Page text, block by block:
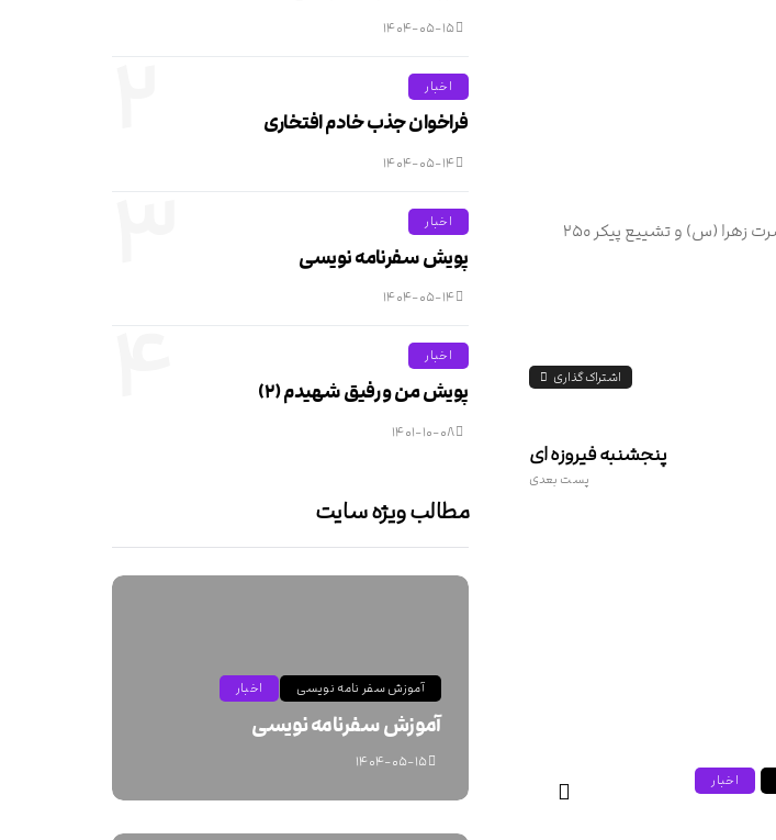
ویژه برنامه ی نوجوان اربعینی در روز پنجشنبه مورخ ۱۶ دیماه هم زمان با سالروز شهادت حضرت زهرا (س) و تشییع پیکر ۲۵۰
اشتراک گذاری
پنجشنبه فیروزه ای
پست بعدی
اخبار
۱۴۰۴-۰۵-۱۵
اخبار
فراخوان جذب خادم افتخاری
۱۴۰۴-۰۵-۱۴
اخبار
پویش سفرنامه نویسی
۱۴۰۴-۰۵-۱۴
اخبار
پویش من و رفیق شهیدم (۲)
۱۴۰۱-۱۰-۰۸
مطالب ویژه سایت
آموزش سفر نامه نویسی اخبار
آموزش سفرنامه نویسی
۱۴۰۴-۰۵-۱۵